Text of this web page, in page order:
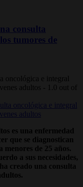
consulta
tumores de
oncológica e integral
adultos - 1.0 out of
es una enfermedad
que se diagnostican
menores de 25 años.
a sus necesidades,
creado una consulta